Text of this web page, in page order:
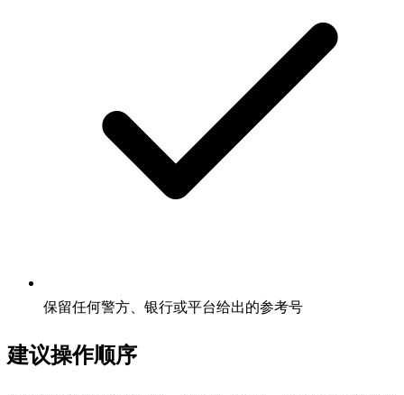
保留任何警方、银行或平台给出的参考号
建议操作顺序